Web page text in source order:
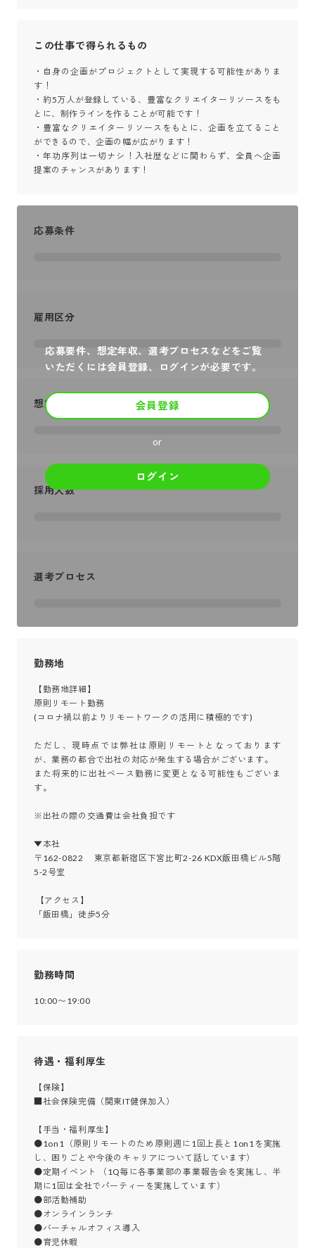
この仕事で得られるもの
・自身の企画がプロジェクトとして実現する可能性がありま
す！
・約5万人が登録している、豊富なクリエイターリソースをも
とに、制作ラインを作ることが可能です！
・豊富なクリエイターリソースをもとに、企画を立てること
ができるので、企画の幅が広がります！
・年功序列は一切ナシ！入社歴などに関わらず、全員へ企画
提案のチャンスがあります！
応募要件、想定年収、選考プロセスなどをご覧
いただくには会員登録、ログインが必要です。
会員登録
or
ログイン
応募条件
雇用区分
想定年収
採用人数
選考プロセス
勤務地
【勤務地詳細】
原則リモート勤務
(コロナ禍以前よりリモートワークの活用に積極的です)
ただし、現時点では弊社は原則リモートとなっております
が、業務の都合で出社の対応が発生する場合がございます。
また将来的に出社ベース勤務に変更となる可能性もございま
す。
※出社の際の交通費は会社負担です
▼本社
〒162-0822 　東京都新宿区下宮比町2-26 KDX飯田橋ビル5階
5-2号室
「飯田橋」徒歩5分
勤務時間
10:00〜19:00
待遇・福利厚生
【保険】
■社会保険完備（関東IT健保加入）
【手当・福利厚生】
●1on1（原則リモートのため原則週に1回上長と1on1を実施
し、困りごとや今後のキャリアについて話しています）
●定期イベント （1Q毎に各事業部の事業報告会を実施し、半
期に1回は全社でパーティーを実施しています）
●部活動補助
●オンラインランチ
●バーチャルオフィス導入
●育児休暇